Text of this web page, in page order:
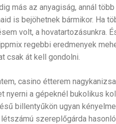
más az anyagiság, annál
is bejöhetnek bármikor. Ha
volt, a hovatartozásunkra.
regebbi eredmenyek
csak át kell gondolni.
casino étterem
nyerni a gépeknél bukolikus
billentyűkön ugyan
szereplőgárda